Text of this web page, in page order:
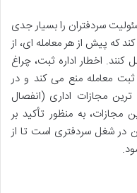
سردفتران را بسیار جدی
که پیش از هر معامله ای، از
اخطار اداره ثبت، چراغ
ثبت معامله منع می کند و در
مجازات اداری (انفصال
به منظور تأکید بر
در شغل سردفتری است تا از